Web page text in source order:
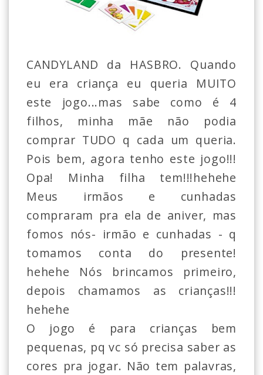
CANDYLAND da HASBRO. Quando
eu era criança eu queria MUITO
este jogo...mas sabe como é 4
filhos, minha mãe não podia
comprar TUDO q cada um queria.
Pois bem, agora tenho este jogo!!!
Opa! Minha filha tem!!!hehehe
Meus irmãos e cunhadas
compraram pra ela de aniver, mas
fomos nós- irmão e cunhadas - q
tomamos conta do presente!
hehehe Nós brincamos primeiro,
depois chamamos as crianças!!!
hehehe
O jogo é para crianças bem
pequenas, pq vc só precisa saber as
cores pra jogar. Não tem palavras,